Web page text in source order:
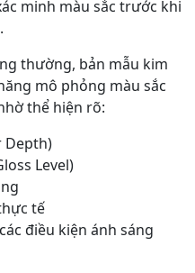
minh màu sắc trước khi
thường, bản mẫu kim
mô phỏng màu sắc
thể hiện rõ:
Depth)
Level)
tế
điều kiện ánh sáng